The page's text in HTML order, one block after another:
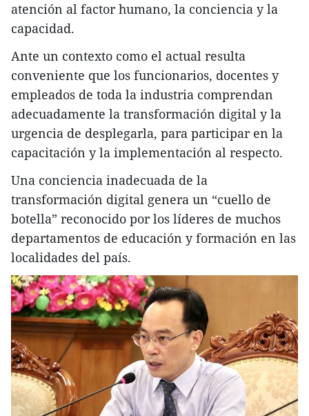
atención al factor humano, la conciencia y la
capacidad.
Ante un contexto como el actual resulta
conveniente que los funcionarios, docentes y
empleados de toda la industria comprendan
adecuadamente la transformación digital y la
urgencia de desplegarla, para participar en la
capacitación y la implementación al respecto.
Una conciencia inadecuada de la
transformación digital genera un “cuello de
botella” reconocido por los líderes de muchos
departamentos de educación y formación en las
localidades del país.